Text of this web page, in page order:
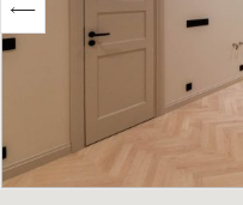
ВИД НА ЖИТЕЛЬСТВО
КОНТАКТЫ